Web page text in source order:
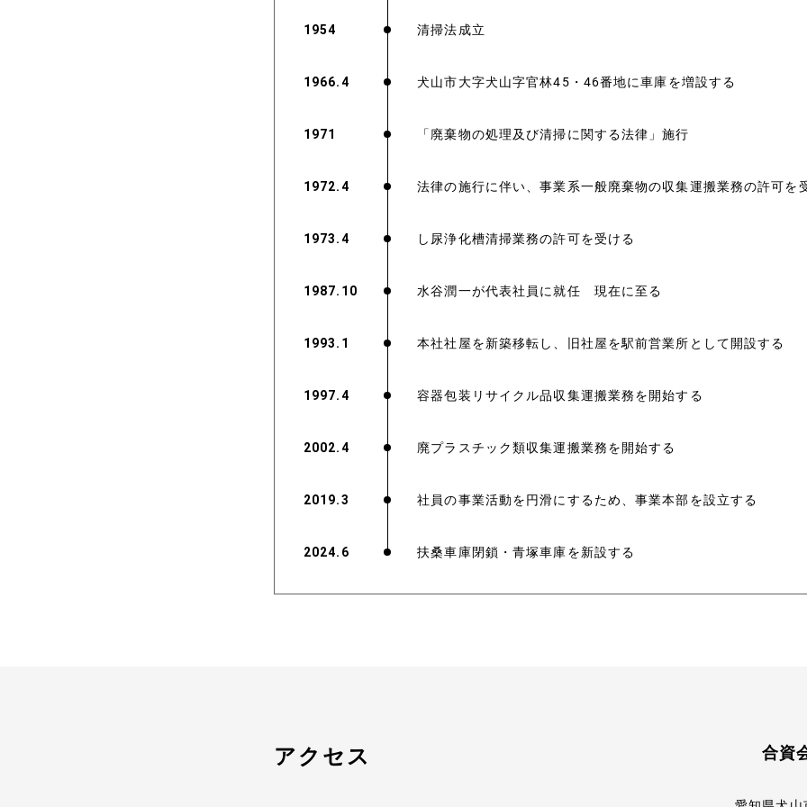
1954 清掃法成立
1966.4 犬山市大字犬山字官林45・46番地に車庫を増設する
1971 「廃棄物の処理及び清掃に関する法律」施行
1972.4 法律の施行に伴い、事業系一般廃棄物の収集運搬業務の許可を
1973.4 し尿浄化槽清掃業務の許可を受ける
1987.10 水谷潤一が代表社員に就任 現在に至る
1993.1 本社社屋を新築移転し、旧社屋を駅前営業所として開設する
1997.4 容器包装リサイクル品収集運搬業務を開始する
2002.4 廃プラスチック類収集運搬業務を開始する
2019.3 社員の事業活動を円滑にするため、事業本部を設立する
2024.6 扶桑車庫閉鎖・青塚車庫を新設する
アクセス 合資